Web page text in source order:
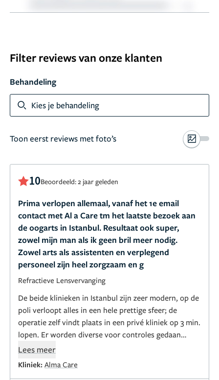
Filter reviews van onze klanten
Behandeling
Kies je behandeling
Toon eerst reviews met foto’s
10Beoordeeld: 2 jaar geleden
Prima verlopen allemaal, vanaf het 1e email
contact met Al a Care tm het laatste bezoek aan
de oogarts in Istanbul. Resultaat ook super,
zowel mijn man als ik geen bril meer nodig.
Zowel arts als assistenten en verplegend
personeel zijn heel zorgzaam en g
Refractieve Lensvervanging
De beide klinieken in Istanbul zijn zeer modern, op de
poli verloopt alles in een hele prettige sfeer; de
operatie zelf vindt plaats in een privé kliniek op 3 min.
lopen. Er worden diverse voor controles gedaan
voordat je naar de OK gebracht wordt. Manier van
prettig gevoel waardoor je de ingreep relaxed
Lees meer
Kliniek: Alma Care